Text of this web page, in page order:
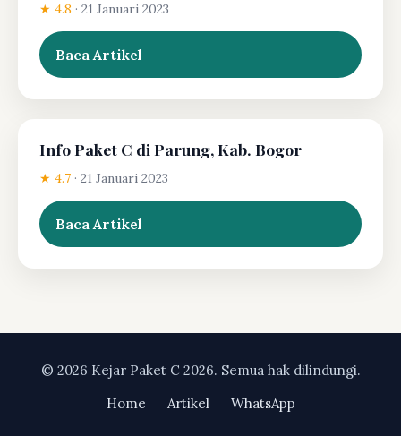
★ 4.8 · 21 Januari 2023
Baca Artikel
Info Paket C di Parung, Kab. Bogor
★ 4.7 · 21 Januari 2023
Baca Artikel
© 2026 Kejar Paket C 2026. Semua hak dilindungi.
Home
Artikel WhatsApp